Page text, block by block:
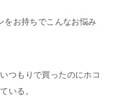
をお持ちでこんなお悩み
つもりで買ったのにホコ
いる。